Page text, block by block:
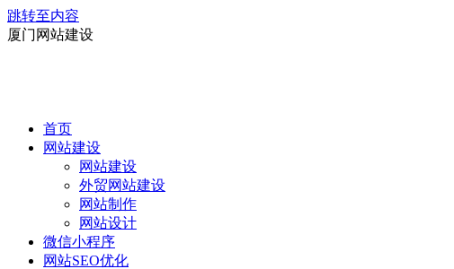
跳转至内容
厦门网站建设
首页
网站建设
网站建设
外贸网站建设
网站制作
网站设计
微信小程序
网站SEO优化